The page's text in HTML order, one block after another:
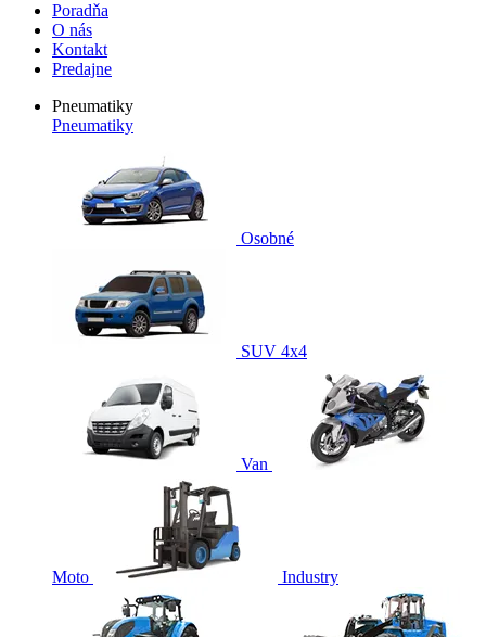
Poradňa
O nás
Kontakt
Predajne
Pneumatiky
Pneumatiky
Osobné
SUV 4x4
Van
Moto Industry